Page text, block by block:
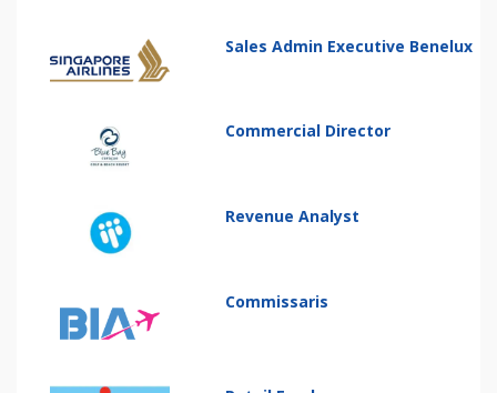
Sales Admin Executive Benelux
Commercial Director
Revenue Analyst
Commissaris